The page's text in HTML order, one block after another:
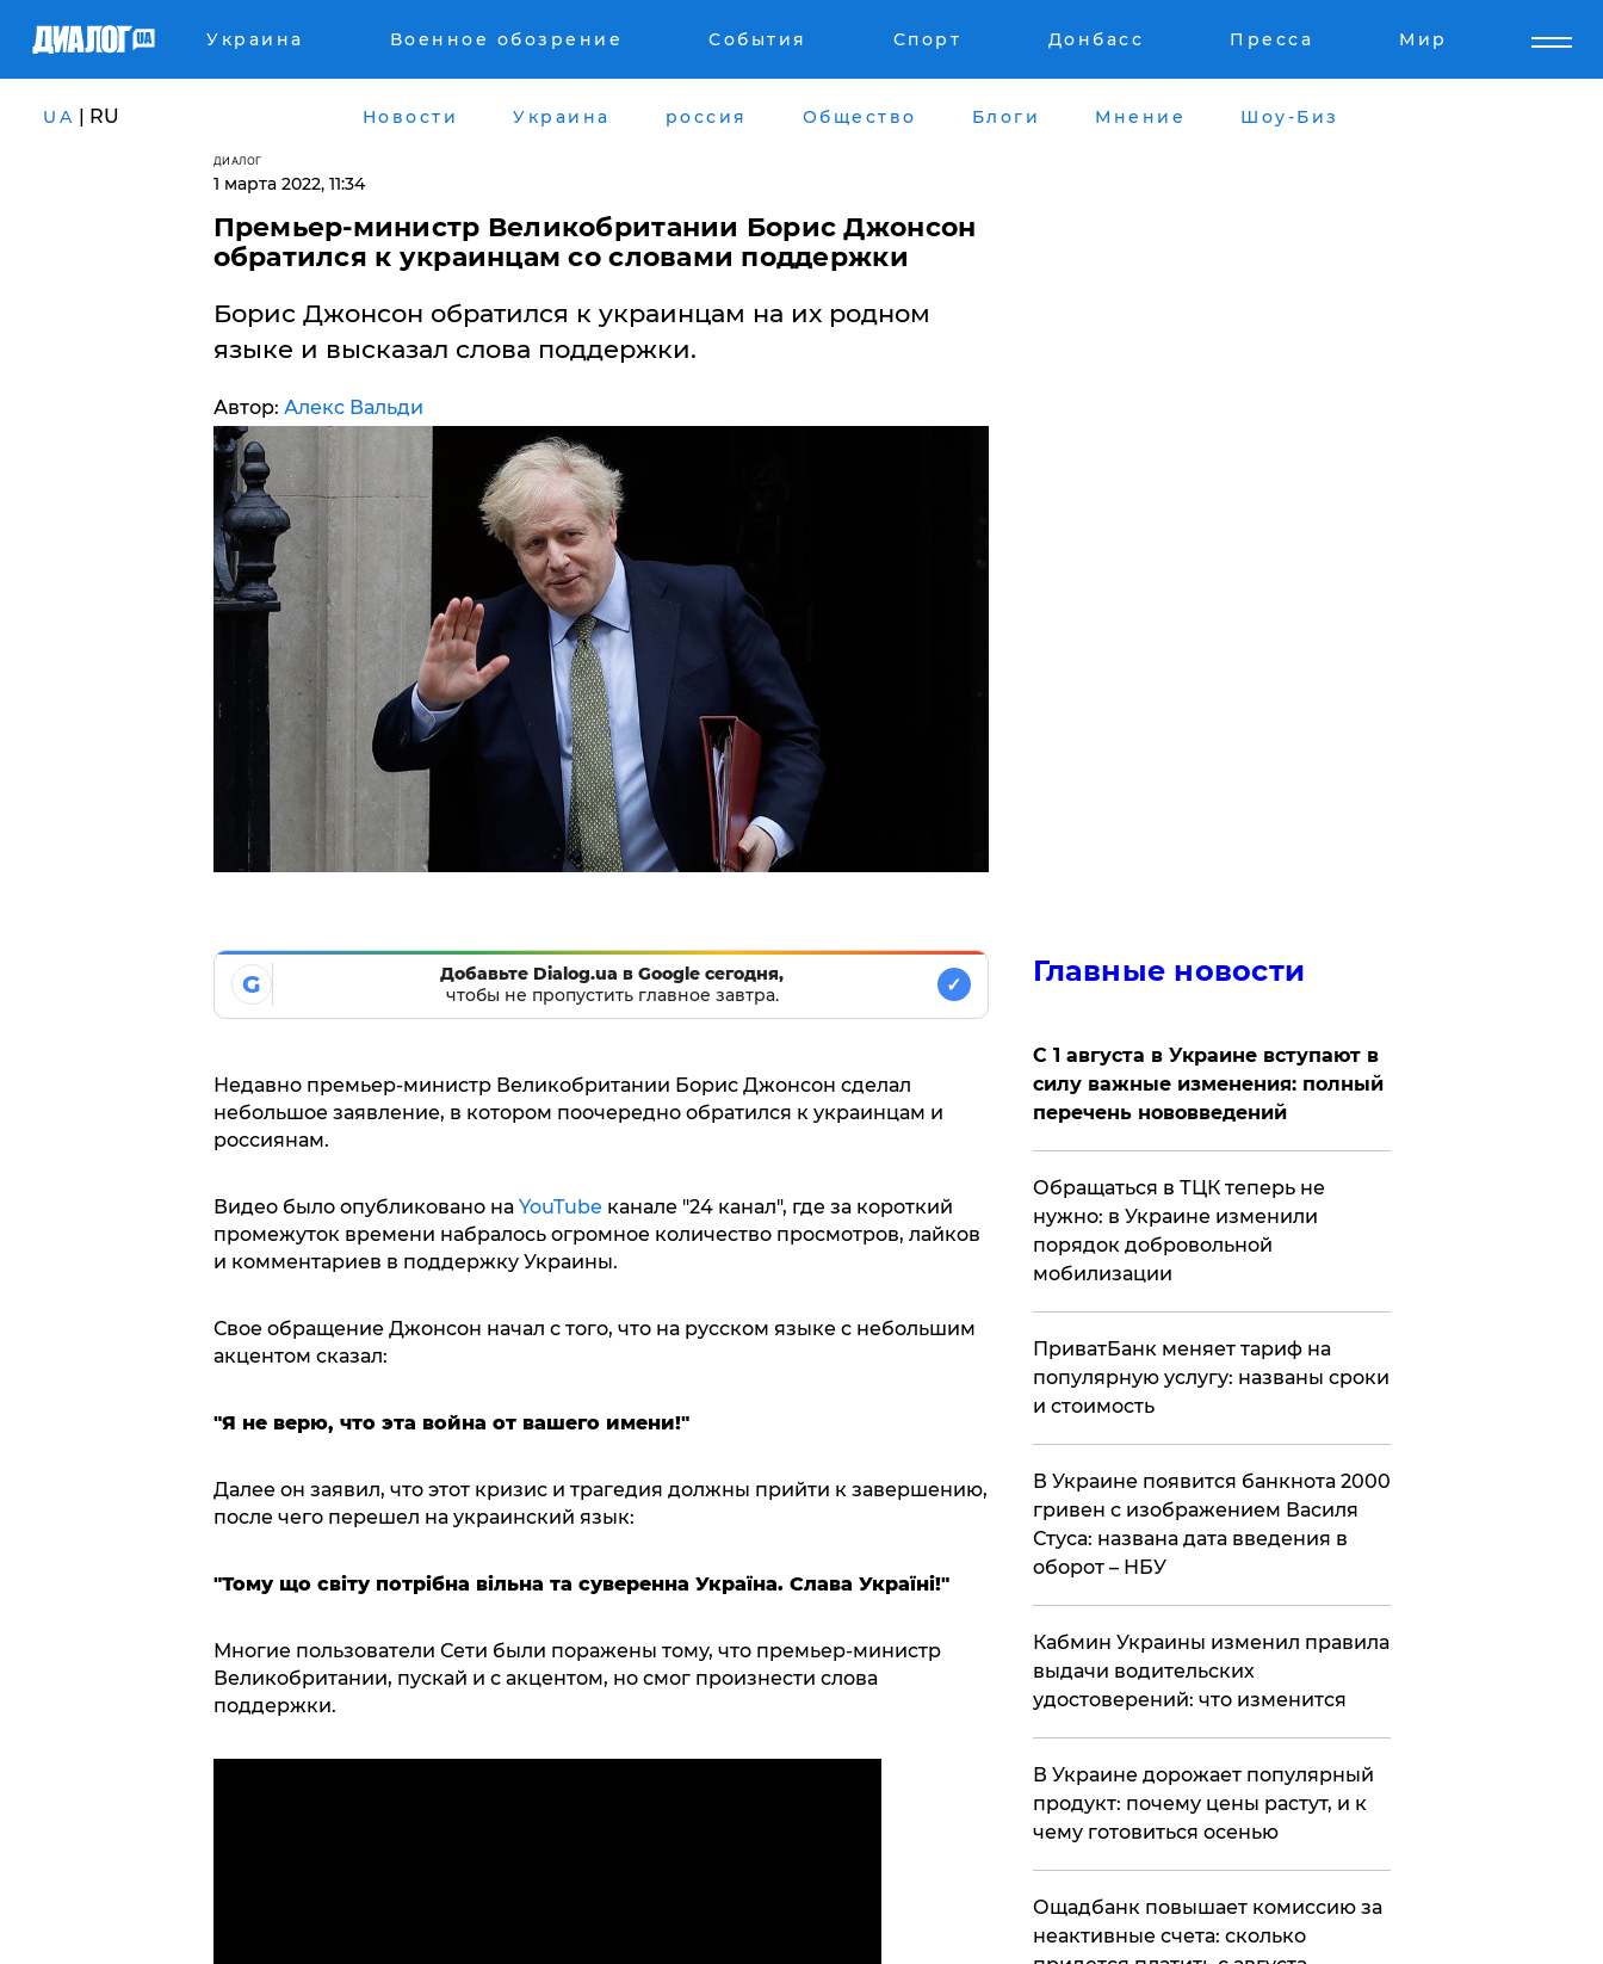
Украина Военное обозрение События Спорт Донбасс Пресса Мир
UA | RU Новости Украина россия Общество Блоги Мнение Шоу-Биз
ДИАЛОГ
1 марта 2022, 11:34
Премьер-министр Великобритании Борис Джонсон
обратился к украинцам со словами поддержки
Борис Джонсон обратился к украинцам на их родном
языке и высказал слова поддержки.
Автор: Алекс Вальди
G
Добавьте Dialog.ua в Google сегодня,
чтобы не пропустить главное завтра.
✓
Недавно премьер-министр Великобритании Борис Джонсон сделал
небольшое заявление, в котором поочередно обратился к украинцам и
россиянам.
Видео было опубликовано на YouTube канале "24 канал", где за короткий
промежуток времени набралось огромное количество просмотров, лайков
и комментариев в поддержку Украины.
Свое обращение Джонсон начал с того, что на русском языке с небольшим
акцентом сказал:
"Я не верю, что эта война от вашего имени!"
Далее он заявил, что этот кризис и трагедия должны прийти к завершению,
после чего перешел на украинский язык:
"Тому що свiту потрiбна вiльна та суверенна Україна. Слава Українi!"
Многие пользователи Сети были поражены тому, что премьер-министр
Великобритании, пускай и с акцентом, но смог произнести слова
поддержки.
Главные новости
С 1 августа в Украине вступают в
силу важные изменения: полный
перечень нововведений
Обращаться в ТЦК теперь не
нужно: в Украине изменили
порядок добровольной
мобилизации
ПриватБанк меняет тариф на
популярную услугу: названы сроки
и стоимость
В Украине появится банкнота 2000
гривен с изображением Василя
Стуса: названа дата введения в
оборот – НБУ
Кабмин Украины изменил правила
выдачи водительских
удостоверений: что изменится
В Украине дорожает популярный
продукт: почему цены растут, и к
чему готовиться осенью
​Ощадбанк повышает комиссию за
неактивные счета: сколько